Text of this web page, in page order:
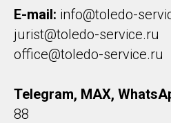
E-mail: info@toledo-
jurist@toledo-service.ru
office@toledo-service.ru
Telegram, MAX,
88